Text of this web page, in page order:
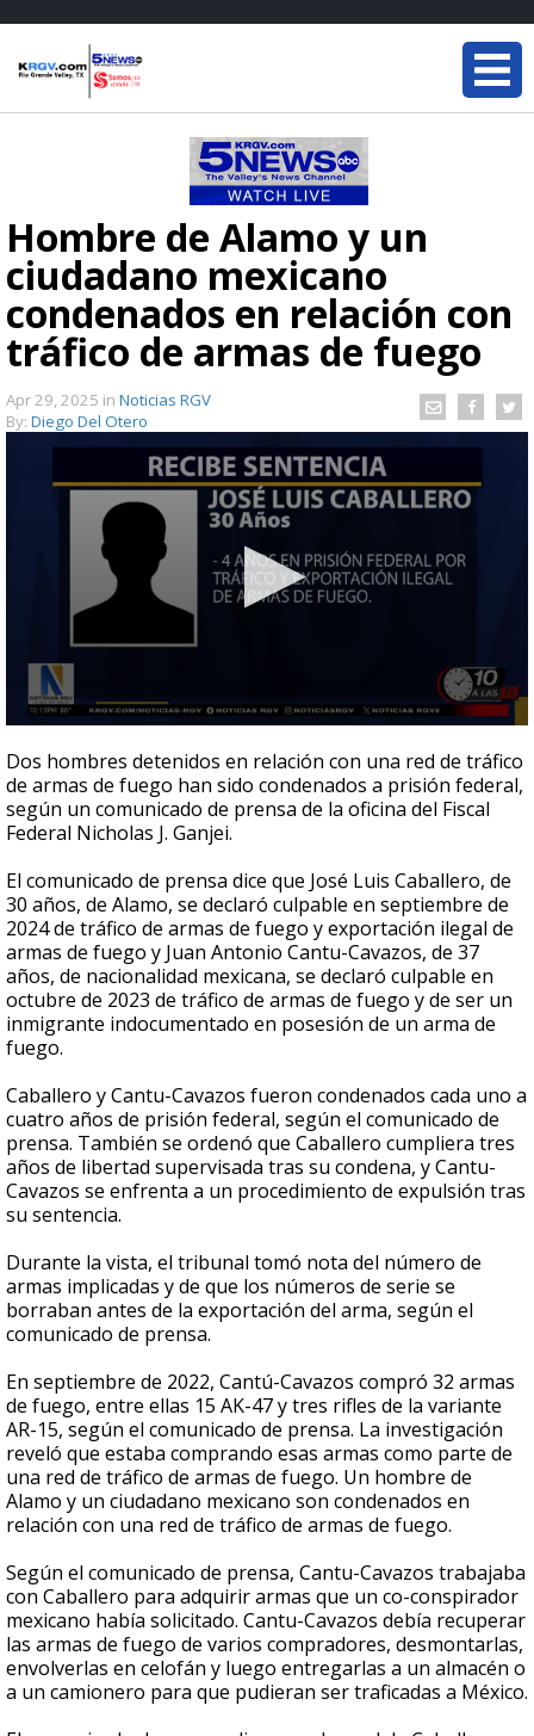
Hombre de Álamo y un
ciudadano mexicano
condenados en relación con
tráfico de armas de fuego
Apr 29, 2025 in Noticias RGV
By: Diego Del Otero
seconds
of
30
seconds
Dos hombres detenidos en relación con una red de tráfico
de armas de fuego han sido condenados a prisión federal,
según un comunicado de prensa de la oficina del Fiscal
Federal Nicholas J. Ganjei.
El comunicado de prensa dice que José Luis Caballero, de
30 años, de Alamo, se declaró culpable en septiembre de
2024 de tráfico de armas de fuego y exportación ilegal de
armas de fuego y Juan Antonio Cantu-Cavazos, de 37
años, de nacionalidad mexicana, se declaró culpable en
octubre de 2023 de tráfico de armas de fuego y de ser un
inmigrante indocumentado en posesión de un arma de
fuego.
Caballero y Cantu-Cavazos fueron condenados cada uno a
cuatro años de prisión federal, según el comunicado de
prensa. También se ordenó que Caballero cumpliera tres
años de libertad supervisada tras su condena, y Cantu-
Cavazos se enfrenta a un procedimiento de expulsión tras
su sentencia.
Durante la vista, el tribunal tomó nota del número de
armas implicadas y de que los números de serie se
borraban antes de la exportación del arma, según el
comunicado de prensa.
En septiembre de 2022, Cantú-Cavazos compró 32 armas
de fuego, entre ellas 15 AK-47 y tres rifles de la variante
AR-15, según el comunicado de prensa. La investigación
reveló que estaba comprando esas armas como parte de
una red de tráfico de armas de fuego. Un hombre de
Alamo y un ciudadano mexicano son condenados en
relación con una red de tráfico de armas de fuego.
Según el comunicado de prensa, Cantu-Cavazos trabajaba
con Caballero para adquirir armas que un co-conspirador
mexicano había solicitado. Cantu-Cavazos debía recuperar
las armas de fuego de varios compradores, desmontarlas,
envolverlas en celofán y luego entregarlas a un almacén o
a un camionero para que pudieran ser traficadas a México.